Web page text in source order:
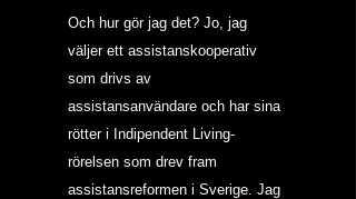
Och hur gör jag det? Jo, jag
väljer ett assistanskooperativ
som drivs av
assistansanvändare och har sina
rötter i Indipendent Living-
rörelsen som drev fram
assistansreformen i Sverige. Jag